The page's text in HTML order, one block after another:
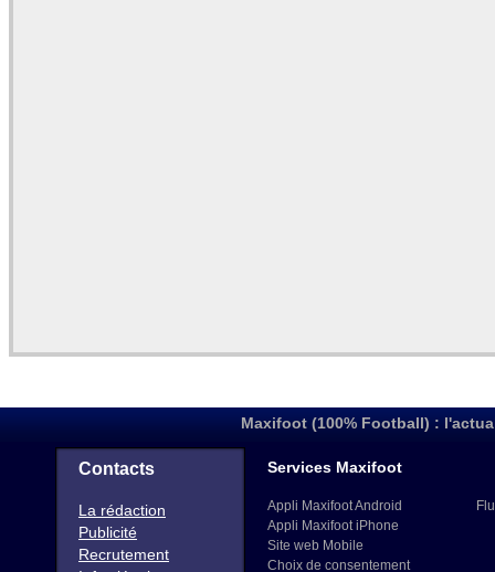
Maxifoot (100% Football) :
Contacts
La rédaction
Publicité
Recrutement
Services Maxifoot
Appli Maxifoot Android
Appli Maxifoot iPhone
Site web Mobile
Choix de consentement